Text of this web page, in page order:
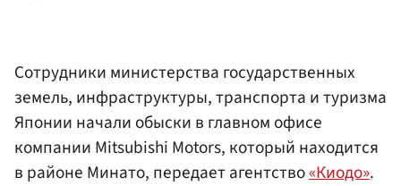
Сотрудники министерства государственных
земель, инфраструктуры, транспорта и туризма
Японии начали обыски в главном офисе
компании Mitsubishi Motors, который находится
в районе Минато, передает агентство«Киодо».